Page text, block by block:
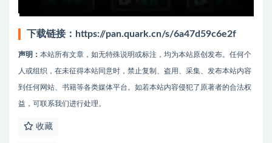
下载链接： https://pan.quark.cn/s/6a47d59c6e2f
声明： 本站所有文章，如无特殊说明或标注，均为本站原创发布。任何个
人或组织，在未征得本站同意时，禁止复制、盗用、采集、发布本站内容
到任何网站、书籍等各类媒体平台。如若本站内容侵犯了原著者的合法权
益，可联系我们进行处理。
收藏